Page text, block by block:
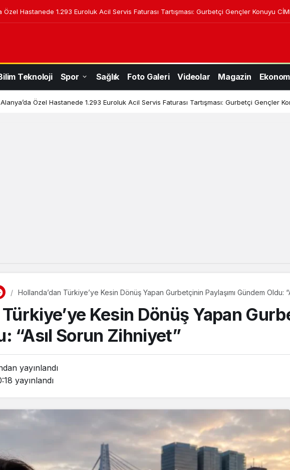
Özel Hastanede 1.293 Euroluk Acil Servis Faturası Tartışması: Gurbetçi Gençler Konuyu
Teknoloji Spor Sağlık Foto Galeri Videolar Magazin
Alanya’da Özel Hastanede 1.293 Euroluk Acil Servis Faturası Tartışması: Gurbetçi Gençler
Hollanda’dan Türkiye’ye Kesin Dönüş Yapan Gurbetçinin Paylaşımı Gündem Oldu:
Kesin Dönüş Yapan
“Asıl Sorun Zihniyet”
yayınlandı
yayınlandı